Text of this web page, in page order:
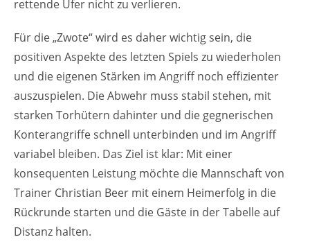
rettende Ufer nicht zu verlieren.
Für die „Zwote“ wird es daher wichtig sein, die
positiven Aspekte des letzten Spiels zu wiederholen
und die eigenen Stärken im Angriff noch effizienter
auszuspielen. Die Abwehr muss stabil stehen, mit
starken Torhütern dahinter und die gegnerischen
Konterangriffe schnell unterbinden und im Angriff
variabel bleiben. Das Ziel ist klar: Mit einer
konsequenten Leistung möchte die Mannschaft von
Trainer Christian Beer mit einem Heimerfolg in die
Rückrunde starten und die Gäste in der Tabelle auf
Distanz halten.